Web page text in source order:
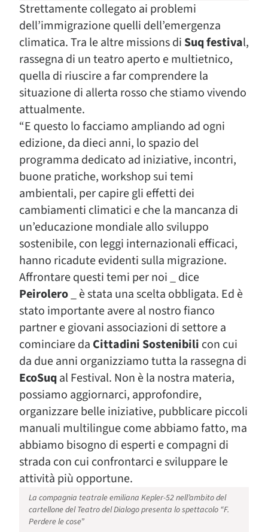
Strettamente collegato ai problemi
dell’immigrazione quelli dell’emergenza
climatica. Tra le altre missions di Suq festival,
rassegna di un teatro aperto e multietnico,
quella di riuscire a far comprendere la
situazione di allerta rosso che stiamo vivendo
attualmente.
“E questo lo facciamo ampliando ad ogni
edizione, da dieci anni, lo spazio del
programma dedicato ad iniziative, incontri,
buone pratiche, workshop sui temi
ambientali, per capire gli effetti dei
cambiamenti climatici e che la mancanza di
un’educazione mondiale allo sviluppo
sostenibile, con leggi internazionali efficaci,
hanno ricadute evidenti sulla migrazione.
Affrontare questi temi per noi _ dice
Peirolero_ è stata una scelta obbligata. Ed è
stato importante avere al nostro fianco
partner e giovani associazioni di settore a
cominciare da Cittadini Sostenibili con cui
da due anni organizziamo tutta la rassegna di
EcoSuqal Festival. Non è la nostra materia,
possiamo aggiornarci, approfondire,
organizzare belle iniziative, pubblicare piccoli
manuali multilingue come abbiamo fatto, ma
abbiamo bisogno di esperti e compagni di
strada con cui confrontarci e sviluppare le
attività più opportune.
La compagnia teatrale emiliana Kepler-52 nell’ambito del
cartellone del Teatro del Dialogo presenta lo spettacolo “F.
Perdere le cose”